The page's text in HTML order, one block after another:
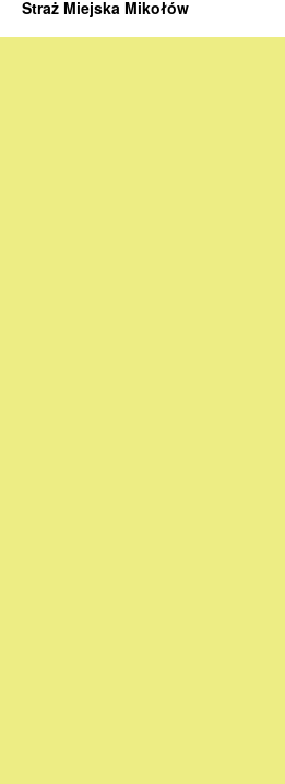
Straż Miejska Mikołów